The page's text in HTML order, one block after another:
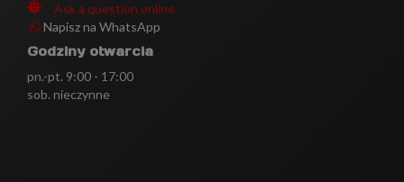
Ask a question online
Napisz na WhatsApp
Godziny otwarcia
pn.-pt. 9:00 - 17:00
sob. nieczynne